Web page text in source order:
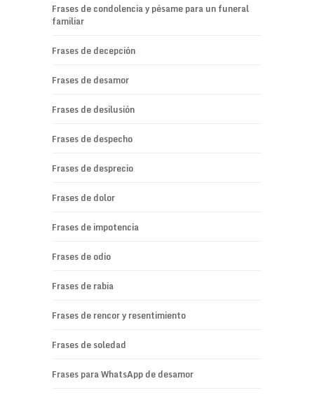
Frases de condolencia y pésame para un funeral
familiar
Frases de decepción
Frases de desamor
Frases de desilusión
Frases de despecho
Frases de desprecio
Frases de dolor
Frases de impotencia
Frases de odio
Frases de rabia
Frases de rencor y resentimiento
Frases de soledad
Frases para WhatsApp de desamor